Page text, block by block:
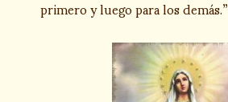
primero y luego para los demás.”